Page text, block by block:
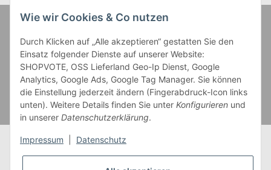
Wie wir Cookies & Co nutzen
Durch Klicken auf „Alle akzeptieren“ gestatten Sie den
Einsatz folgender Dienste auf unserer Website:
SHOPVOTE, OSS Lieferland Geo-Ip Dienst, Google
Analytics, Google Ads, Google Tag Manager. Sie können
die Einstellung jederzeit ändern (Fingerabdruck-Icon links
unten). Weitere Details finden Sie unter Konfigurieren und
in unserer Datenschutzerklärung.
Impressum Datenschutz